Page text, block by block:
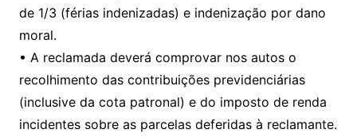
de 1/3 (férias indenizadas) e indenização por dano
moral.
• A reclamada deverá comprovar nos autos o
recolhimento das contribuições previdenciárias
(inclusive da cota patronal) e do imposto de renda
incidentes sobre as parcelas deferidas à reclamante.